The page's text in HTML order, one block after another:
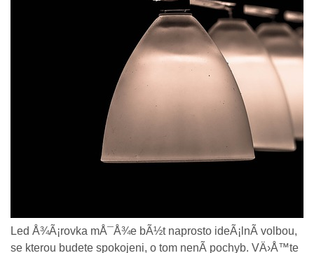
Led Å¾Ã¡rovka mÅ¯Å¾e bÃ½t naprosto ideÃ¡lnÃ­ volbou,
se kterou budete spokojeni, o tom nenÃ­ pochyb. VÄ›Å™te